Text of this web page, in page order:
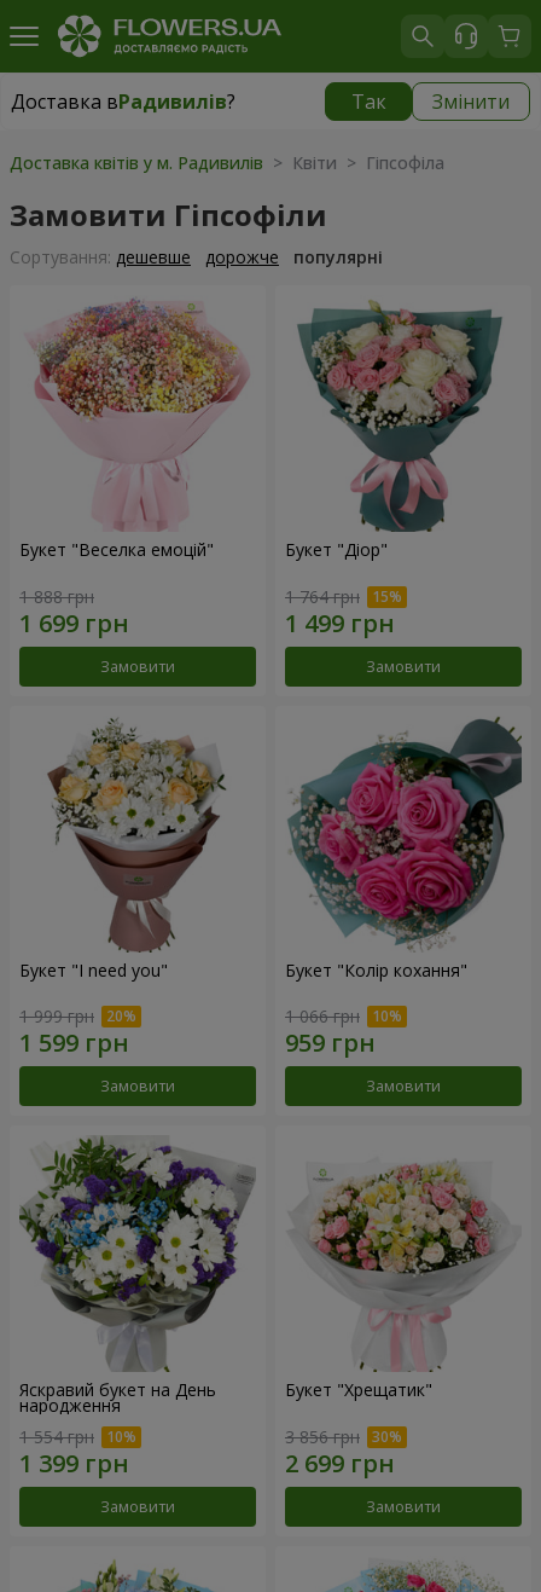
Доставка вРадивилів? Так Змінити
Доставка вРадивилів|
Доставка квітів у м. Радивилів > Квіти > Гіпсофіла
Замовити Гіпсофіли
Сортування: дешевше дорожче популярні
Букет "Веселка емоцій"
1 888 грн
Замовити
Букет "Діор"
1 764 грн
Замовити
Букет "I need you"
1 999 грн
Замовити
Букет "Колір кохання"
1 066 грн
Замовити
Яскравий букет на День
народження
1 554 грн
Замовити
Букет "Хрещатик"
3 856 грн
Замовити